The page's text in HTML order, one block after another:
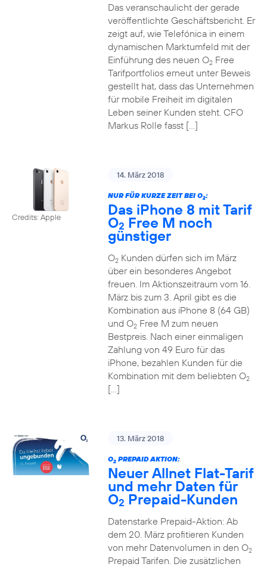
Das veranschaulicht der gerade
veröffentlichte Geschäftsbericht. Er
zeigt auf, wie Telefónica in einem
dynamischen Marktumfeld mit der
Einführung des neuen O2Free
Tarifportfolios erneut unter Beweis
gestellt hat, dass das Unternehmen
für mobile Freiheit im digitalen
Leben seiner Kunden steht. CFO
Markus Rolle fasst […]
Credits: Apple
14. März 2018
NUR FÜR KURZE ZEIT BEI O2:
Das iPhone 8 mit Tarif
O2 Free M noch
günstiger
O2Kunden dürfen sich im März
über ein besonderes Angebot
freuen. Im Aktionszeitraum vom 16.
März bis zum 3. April gibt es die
Kombination aus iPhone 8 (64 GB)
und O2Free M zum neuen
Bestpreis. Nach einer einmaligen
Zahlung von 49 Euro für das
iPhone, bezahlen Kunden für die
Kombination mit dem beliebten O2
[…]
13. März 2018
O2PREPAID AKTION:
Neuer Allnet Flat-Tarif
und mehr Daten für
O2 Prepaid-Kunden
Datenstarke Prepaid-Aktion: Ab
dem 20. März profitieren Kunden
von mehr Datenvolumen in den O2
Prepaid Tarifen. Die zusätzlichen